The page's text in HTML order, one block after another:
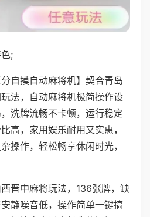
;
分自摸自动麻将机】契合青岛
法，自动麻将机极简操作设
洗牌流畅不卡顿，运行稳定
高，家用娱乐耐用又实惠，
操作，轻松畅享休闲时光，
晋中麻将玩法，136张牌，缺
静噪音低，操作简单一键搞